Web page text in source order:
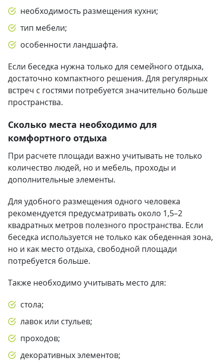
необходимость размещения кухни;
тип мебели;
особенности ландшафта.
Если беседка нужна только для семейного отдыха,
достаточно компактного решения. Для регулярных
встреч с гостями потребуется значительно больше
пространства.
Сколько места необходимо для
комфортного отдыха
При расчете площади важно учитывать не только
количество людей, но и мебель, проходы и
дополнительные элементы.
Для удобного размещения одного человека
рекомендуется предусматривать около 1,5–2
квадратных метров полезного пространства. Если
беседка используется не только как обеденная зона,
но и как место отдыха, свободной площади
потребуется больше.
Также необходимо учитывать место для:
стола;
лавок или стульев;
проходов;
декоративных элементов;